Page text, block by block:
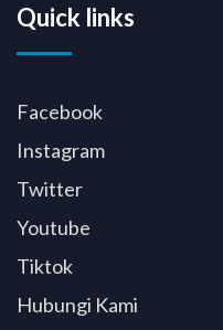
Quick links
Facebook
Instagram
Twitter
Youtube
Tiktok
Hubungi Kami